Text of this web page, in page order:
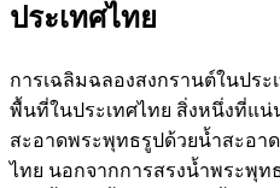
ประเทศไทย
การเฉลิมฉลองสงกรานต์ในปร
พื้นที่ในประเทศไทย สิ่งหนึ่งที่แ
สะอาดพระพุทธรูปด้วยน้ำสะอา
ไทย นอกจากการสรงน้ำพระพุ